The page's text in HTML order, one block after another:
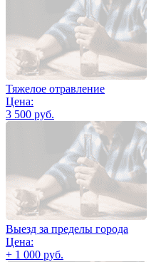
Тяжелое отравление
Цена:
3 500 руб.
Выезд за пределы города
Цена:
+ 1 000 руб.